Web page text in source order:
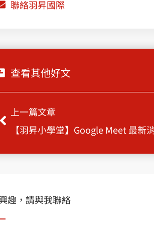
聯絡羽昇國際
查看其他好文
Prev上一篇文章
【羽昇小學堂】Google Meet 最新
趣，請與我聯絡